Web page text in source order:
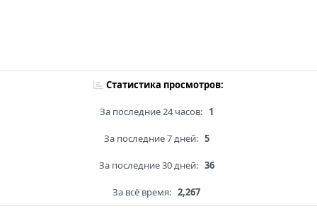
Статистика просмотров:
За последние 24 часов: 1
За последние 7 дней: 5
За последние 30 дней: 36
За всё время: 2,267